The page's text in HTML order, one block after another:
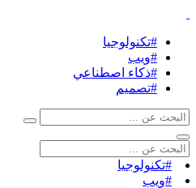
#تكنولوجيا
#ويب
#ذكاء اصطناعي
#تصميم
#تكنولوجيا
#ويب